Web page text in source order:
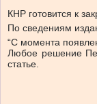
КНР готовится к
По сведениям
“С момента
Любое решение
статье.